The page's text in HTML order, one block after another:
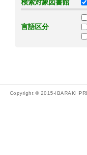
検索対象図書館
言語区分
Copyright © 2015-IBARAKI